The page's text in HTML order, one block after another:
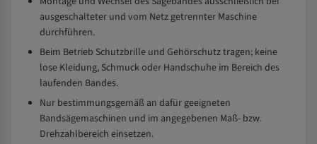
ausgeschalteter und vom Netz getrennter Maschine
durchführen.
Beim Betrieb Schutzbrille und Gehörschutz tragen; keine
lose Kleidung, Schmuck oder Handschuhe im Bereich des
laufenden Bandes.
Nur bestimmungsgemäß an dafür geeigneten
Bandsägemaschinen und im angegebenen Maß- bzw.
Drehzahlbereich einsetzen.